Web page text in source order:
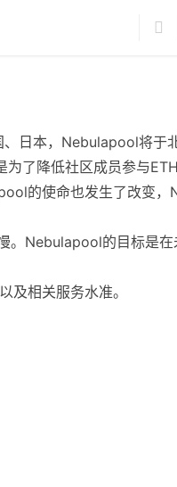
日本，Nebulapool将于
了降低社区成员参与
的使命也发生了改变
。Nebulapool的目标是
相关服务水准。